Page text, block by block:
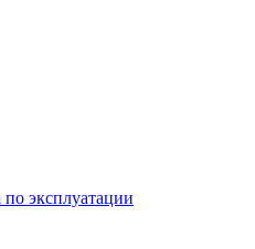
по эксплуатации